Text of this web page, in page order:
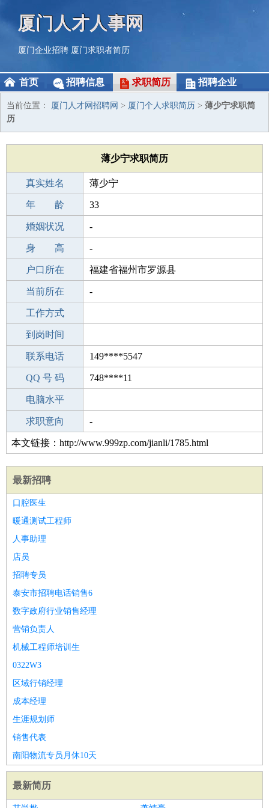
厦门人才人事网
厦门企业招聘 厦门求职者简历
首页 招聘信息 求职简历 招聘企业
当前位置： 厦门人才网招聘网 > 厦门个人求职简历 > 薄少宁求职简
历
薄少宁求职简历
真实姓名 薄少宁
性 别 男
年 龄 33
出生年月 1993-12-03
婚姻状况 -
学 历 中学
身 高 -
毕业学校 中学
户口所在 福建省福州市罗源县
所学专业 -
当前所在 -
工作经验
工作方式
驾 照
到岗时间
期望月薪
联系电话 149****5547
手机号码 149****5547
QQ 号 码 748****11
微信号码
电脑水平
外语水平
求职意向 -
本文链接：http://www.999zp.com/jianli/1785.html
最新招聘
口腔医生
暖通测试工程师
人事助理
店员
招聘专员
泰安市招聘电话销售6
数字政府行业销售经理
营销负责人
机械工程师培训生
0322W3
区域行销经理
成本经理
生涯规划师
销售代表
南阳物流专员月休10天
最新简历